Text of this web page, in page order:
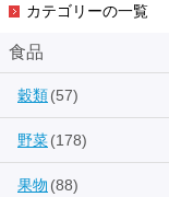
カテゴリーの一覧
食品
穀類(57)
野菜(178)
果物 (88)